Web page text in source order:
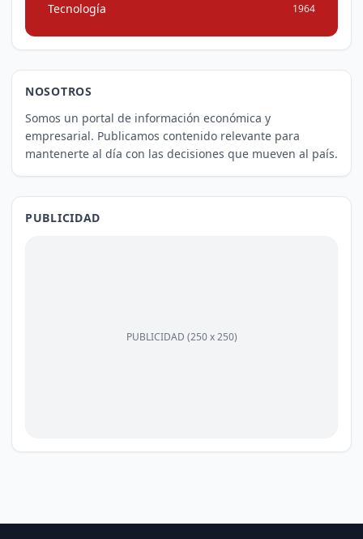
Tecnología 1964
NOSOTROS
Somos un portal de información económica y
empresarial. Publicamos contenido relevante para
mantenerte al día con las decisiones que mueven al país.
PUBLICIDAD
PUBLICIDAD (250 x 250)